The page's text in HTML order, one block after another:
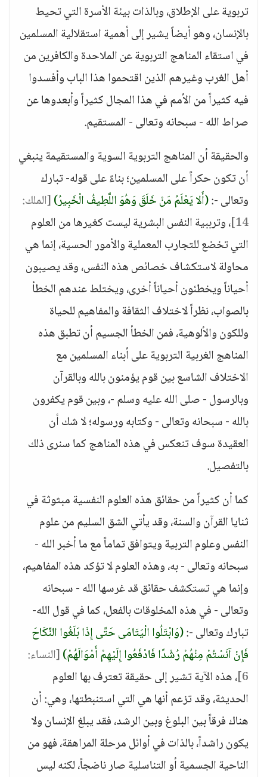
تربوية على الإطلاق، وبالذات بيئة الأسرة التي تحيط
بالإنسان، وهو أيضاً يشير إلى أهمية استقلالية المسلمين
في استقاء المناهج التربوية عن الملاحدة والكافرين من
أهل الغرب وغيرهم الذين اقتحموا هذا الباب وأفسدوا
فيه كثيراً من الأمم في هذا المجال كثيراً وأبعدوها عن
صراط الله - سبحانه وتعالى - المستقيم.
والحقيقة أن المناهج التربوية السوية والمستقيمة ينبغي
أن تكون حكراً على المسلمين؛ بناءً على قوله- تبارك
وتعالى -:(أَلا يَعْلَمُ مَنْ خَلَقَ وَهُوَ اللَّطِيفُ الْخَبِيرُ)[الملك:
14] ، وترببية النفس البشرية ليست كغيرها من العلوم
التي تخضع للتجارب المعملية والأمور الحسية، إنما هي
محاولة لاستكشاف خصائص هذه النفس، وقد يصيبون
أحياناً ويخطئون أحياناً أخرى، ويختلط عندهم الخطأ
بالصواب، نظراً لاختلاف الثقافة والمفاهيم للحياة
وللكون والألوهية، فمن الخطأ الجسيم أن تطبق هذه
المناهج الغربية التربوية على أبناء المسلمين مع
الاختلاف الشاسع بين قوم يؤمنون بالله وبالقرآن
وبالرسول - صلى الله عليه وسلم -، وبين قوم يكفرون
بالله - سبحانه وتعالى - وكتابه ورسوله؛ لا شك أن
العقيدة سوف تنعكس في هذه المناهج كما سنرى ذلك
بالتفصيل.
كما أن كثيراً من حقائق هذه العلوم النفسية مبثوثة في
ثنايا القرآن والسنة، وقد يأتي الشق السليم من علوم
النفس وعلوم التربية ويتوافق تماماً مع ما أخبر الله -
سبحانه وتعالى - به، وهذه العلوم لا تؤكد هذه المفاهيم،
وإنما هي تستكشف حقائق قد غرسها الله - سبحانه
وتعالى - في هذه المخلوقات بالفعل، كما في قول الله-
تبارك وتعالى -:(وَابْتَلُوا الْيَتَامَى حَتَّى إِذَا بَلَغُوا النِّكَاحَ
فَإِنْ آنَسْتُمْ مِنْهُمْ رُشْدًا فَادْفَعُوا إِلَيْهِمْ أَمْوَالَهُمْ)[النساء:
6] ، هذه الآية تشير إلى حقيقة تعترف بها العلوم
الحديثة، وقد تزعم أنها هي التي استنبطتها، وهي: أن
هناك فرقاً بين البلوغ وبين الرشد، فقد يبلغ الإنسان ولا
يكون راشداً، بالذات في أوائل مرحلة المراهقة، فهو من
الناحية الجسمية أو التناسلية صار ناضجاً، لكنه ليس